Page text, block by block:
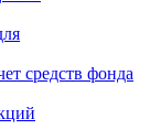
средств фонда